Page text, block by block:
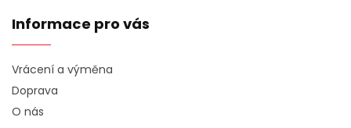
Informace pro vás
Vrácení a výměna
Doprava
O nás